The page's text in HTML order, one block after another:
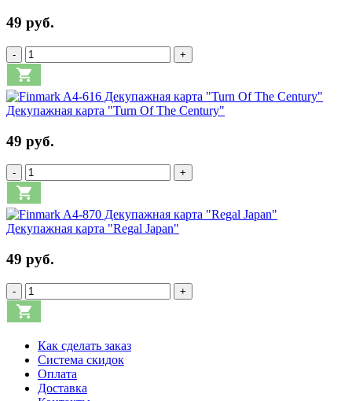
49 руб.
- +
Декупажная карта "Turn Of The Century"
49 руб.
- +
Декупажная карта "Regal Japan"
49 руб.
- +
Как сделать заказ
Система скидок
Оплата
Доставка